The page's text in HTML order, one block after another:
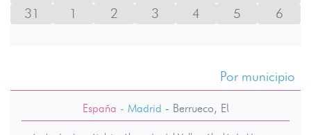
31
1 2 3 4 5 6
Por municipio
España - Madrid - Berrueco, El